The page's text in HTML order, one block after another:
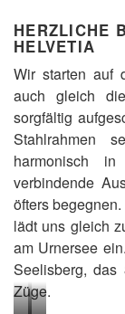
HERZLICHE
HELVETIA
Wir starten auf
auch gleich
sorgfältig
Stahlrahmen
harmonisch
verbindende
öfters
lädt uns gleich
am Urnersee
Seelisberg,
Züge.